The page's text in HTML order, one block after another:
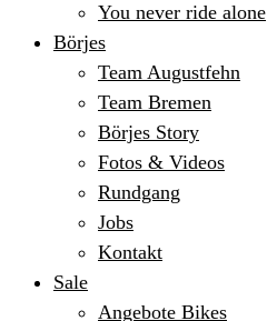
You never ride alone
Börjes
Team Augustfehn
Team Bremen
Börjes Story
Fotos & Videos
Rundgang
Jobs
Kontakt
Sale
Angebote Bikes